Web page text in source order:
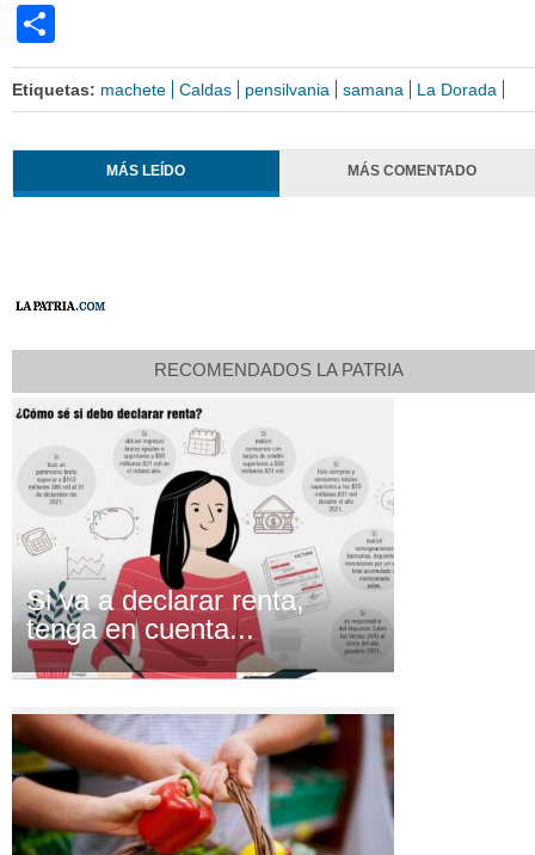
Etiquetas: machete Caldas pensilvania samana La Dorada
MÁS LEÍDO MÁS COMENTADO
RECOMENDADOS LA PATRIA
Si va a declarar renta,
tenga en cuenta...